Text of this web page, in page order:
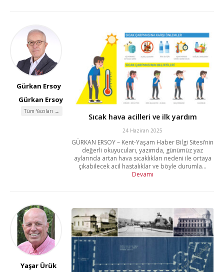
Gürkan Ersoy
Gürkan Ersoy
Tüm Yazıları →
Sıcak hava acilleri ve ilk yardım
24 Haziran 2025
GÜRKAN ERSOY – Kent-Yaşam Haber Bilgi Sitesi’nin
değerli okuyucuları, yazımda, günümüz yaz
aylarında artan hava sıcaklıkları nedeni ile ortaya
çıkabilecek acil hastalıklar ve böyle durumla...
Devamı
Yaşar Ürük